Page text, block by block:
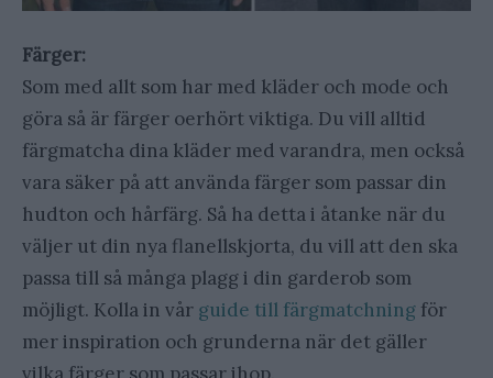
Färger:
Som med allt som har med kläder och mode och
göra så är färger oerhört viktiga. Du vill alltid
färgmatcha dina kläder med varandra, men också
vara säker på att använda färger som passar din
hudton och hårfärg. Så ha detta i åtanke när du
väljer ut din nya flanellskjorta, du vill att den ska
passa till så många plagg i din garderob som
möjligt. Kolla in vår guide till färgmatchning för
mer inspiration och grunderna när det gäller